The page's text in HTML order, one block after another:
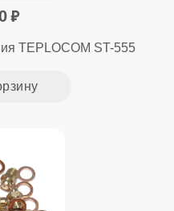
TEPLOCOM ST-555